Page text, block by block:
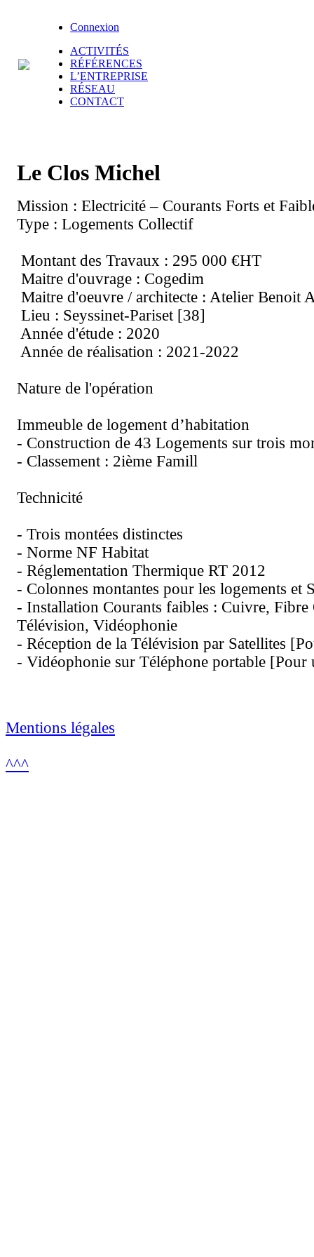
Connexion
ACTIVITÉS
RÉFÉRENCES
L’ENTREPRISE
RÉSEAU
CONTACT
Le Clos Michel
Mission : Electricité – Courants Forts et
Type : Logements Collectif
Montant des Travaux : 295 000 €HT
Maitre d'ouvrage : Cogedim
Maitre d'oeuvre / architecte : Atelier Benoit
Lieu : Seyssinet-Pariset [38]
Année d'étude : 2020
Année de réalisation : 2021-2022
Nature de l'opération
Immeuble de logement d’habitation
- Construction de 43 Logements sur trois
- Classement : 2ième Famill
Technicité
- Trois montées distinctes
- Norme NF Habitat
- Réglementation Thermique RT 2012
- Colonnes montantes pour les logements et
- Installation Courants faibles : Cuivre, Fibre
Télévision, Vidéophonie
- Réception de la Télévision par Satellites
- Vidéophonie sur Téléphone portable [Pour
Mentions légales
^^^